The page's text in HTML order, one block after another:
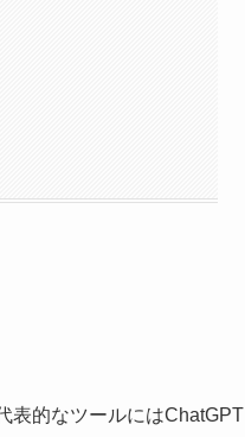
表的なツールにはChatGPT